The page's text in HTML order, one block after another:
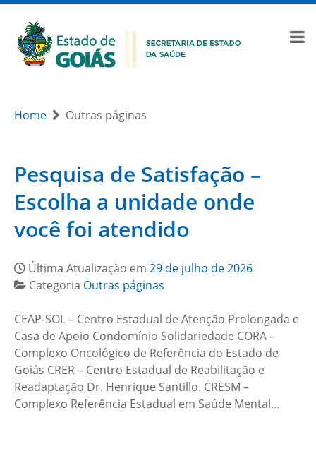
Home Outras páginas
Pesquisa de Satisfação –
Escolha a unidade onde
você foi atendido
Última Atualização em 29 de julho de 2026
Categoria Outras páginas
CEAP-SOL – Centro Estadual de Atenção Prolongada e
Casa de Apoio Condomínio Solidariedade CORA –
Complexo Oncológico de Referência do Estado de
Goiás CRER – Centro Estadual de Reabilitação e
Readaptação Dr. Henrique Santillo. CRESM –
Complexo Referência Estadual em Saúde Mental…